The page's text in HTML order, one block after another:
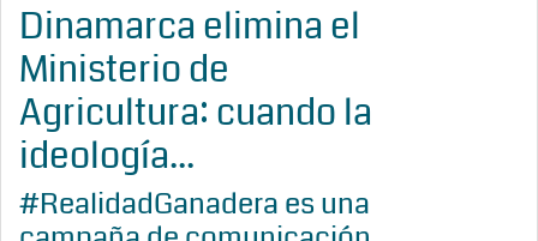
Dinamarca elimina el
Ministerio de
Agricultura: cuando la
ideología...
#RealidadGanadera es una